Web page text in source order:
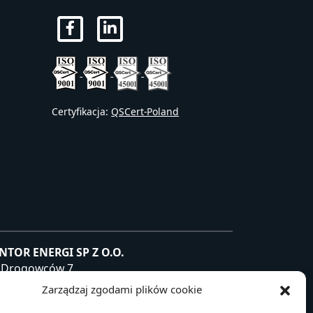
Zarządzaj zgodami plików cookie
Certyfikacja:QSCert-Poland
ENERGI SP Z O.O.
7
Dębica, Polska
872 240 81 63